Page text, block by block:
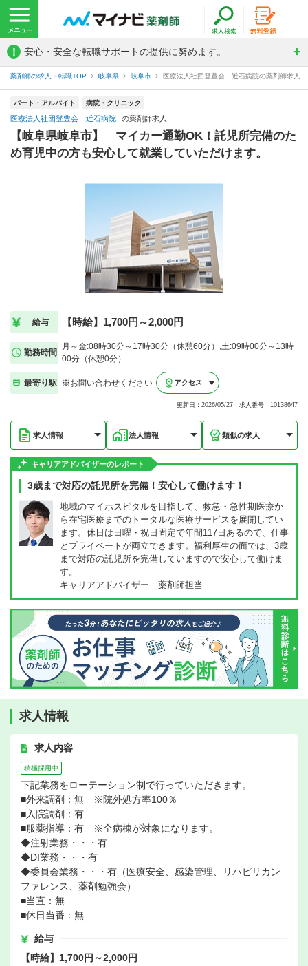
! 安心・安全な転職サポートの提供に努めます。
薬剤師の求人・転職TOP 岐阜県 岐阜市 医療法人社団登豊会 近石病院の薬剤師求人
パート・アルバイト 病院・クリニック
医療法人社団登豊会 近石病院 の薬剤師求人
【岐阜県岐阜市】 マイカー通勤OK！託児所完備のた
め育児中の方も安心して就業していただけます。
給与 【時給】1,700円～2,000円
勤務時間
月～金:08時30分～17時30分（休憩60分）,土:09時00分～13時
00分（休憩0分）
最寄り駅 ※お問い合わせください アクセス
更新日：2026/05/27 求人番号：10138647
求人情報 法人情報 類似の求人
キャリアアドバイザーのレポート
3歳まで対応の託児所を完備！安心して働けます！
地域のマイホスピタルを目指して、救急・急性期医療か
ら在宅医療までのトータルな医療サービスを展開してい
ます。休日は日曜・祝日固定で年間117日あるので、仕事
とプライベートが両立できます。福利厚生の面では、3歳
まで対応の託児所を完備していますので安心して働けま
す。
キャリアアドバイザー 薬剤師担当
求人情報
求人内容
積極採用中
下記業務をローテーション制で行っていただきます。
■外来調剤：無 ※院外処方率100％
■入院調剤：有
■服薬指導：有 ※全病棟が対象になります。
◆注射業務・・・有
◆DI業務・・・有
◆委員会業務・・・有（医療安全、感染管理、リハビリカン
ファレンス、薬剤勉強会）
■当直：無
■休日当番：無
給与
【時給】1,700円～2,000円